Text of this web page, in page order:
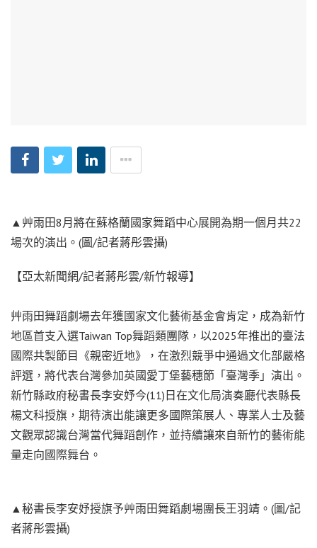
▲艸雨田8月將在蘇格蘭國家舞蹈中心展開為期一個月共22
場次的演出。(圖/記者蔣彤雲攝)
【亞太新聞網/記者蔣彤雲/新竹報導】
艸雨田舞蹈劇場去年獲國家文化藝術基金會肯定，成為新竹
地區首支入選Taiwan Top舞蹈類團隊，以2025年推出的臺法
國際共製節目《親密近地》，在激烈競爭中通過文化部嚴格
評選，將代表台灣參加英國愛丁堡藝穗節「臺灣季」演出。
新竹縣政府秘書長李安妤今(11)日在文化局演奏廳代表縣長
楊文科授旗，期待演出能讓更多國際策展人、專業人士及藝
文觀眾認識台灣當代舞蹈創作，並持續讓來自新竹的藝術能
量走向國際舞台。
▲秘書長李安妤授旗予艸雨田舞蹈劇場團長王羽靖。(圖/記
者蔣彤雲攝)